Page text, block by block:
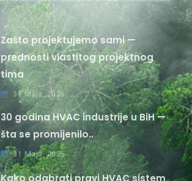
Zašto projektujemo sami —
prednosti vlastitog projektnog
tima
31 Maja, 2026
30 godina HVAC industrije u BiH —
šta se promijenilo..
31 Maja, 2026
Kako odabrati pravi HVAC sistem